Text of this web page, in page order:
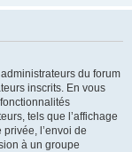
du forum
inscrits. En vous
tels que l’affichage
l’envoi de
à un groupe